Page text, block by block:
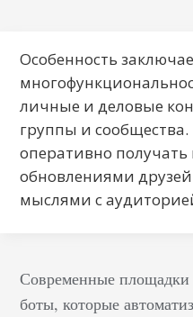
Особенность
личные и деловые
группы и
оперативно получать
обновлениями
мыслями с
Современные площадки
боты, которые